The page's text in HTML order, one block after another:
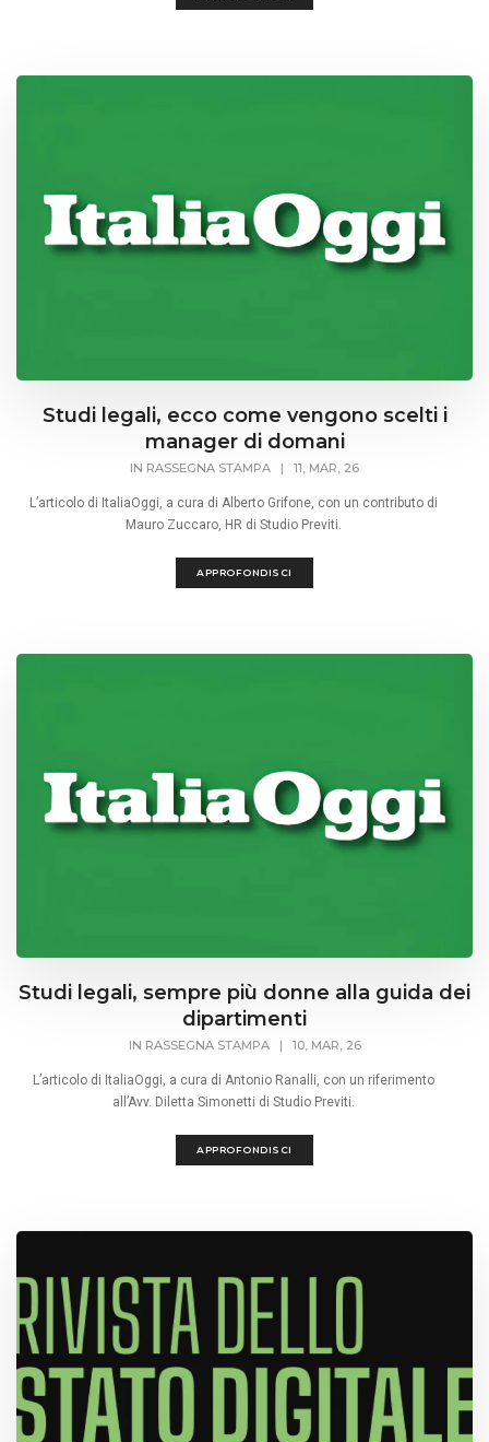
Studi legali, ecco come vengono scelti i
manager di domani
IN RASSEGNA STAMPA | 11, MAR, 26
L’articolo di ItaliaOggi, a cura di Alberto Grifone, con un contributo di
Mauro Zuccaro, HR di Studio Previti.
APPROFONDISCI
Studi legali, sempre più donne alla guida dei
dipartimenti
IN RASSEGNA STAMPA| 10, MAR, 26
L’articolo di ItaliaOggi, a cura di Antonio Ranalli, con un riferimento
all’Avv. Diletta Simonetti di Studio Previti.
APPROFONDISCI